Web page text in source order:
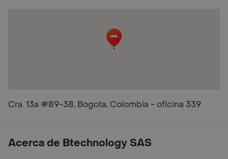
Cra. 13a #89-38, Bogota, Colombia - oficina 339
Acerca de Btechnology SAS